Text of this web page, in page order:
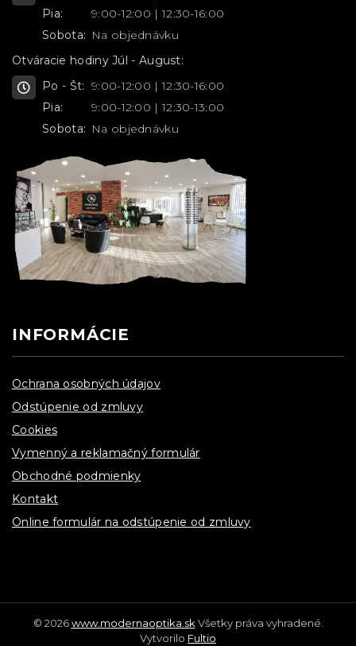
Pia:
9:00-12:00 | 12:30-16:00
Sobota: Na objednávku
Otváracie hodiny Júl - August:
Po - Št: 9:00-12:00 | 12:30-16:00
Pia:
9:00-12:00 | 12:30-13:00
Sobota: Na objednávku
INFORMÁCIE
Ochrana osobných údajov
Odstúpenie od zmluvy
Cookies
Vymenný a reklamačný formulár
Obchodné podmienky
Kontakt
Online formulár na odstúpenie od zmluvy
© 2026www.modernaoptika.sk Všetky práva vyhradené.
Vytvorilo Fultio